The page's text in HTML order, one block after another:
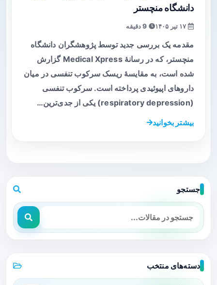
دانشگاه منچستر
مقدمه یک بررسی جدید توسط پژوهشگران دانشگاه
منچستر، که در رسانهٔ Medical Xpress گزارش
شده است، به مقایسهٔ ریسک سرکوب تنفسی در میان
داروهای اپیوئیدی پرداخته است. سرکوب تنفسی
(respiratory depression) یکی از جدی‌ترین…
بیشتر بخوانید
جستجو
دسته‌های منتخب